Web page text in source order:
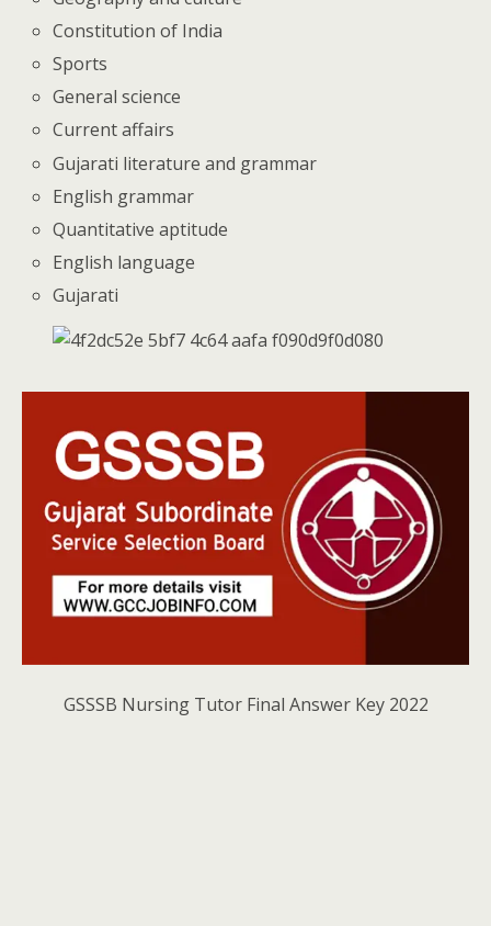
Constitution of India
Sports
General science
Current affairs
Gujarati literature and grammar
English grammar
Quantitative aptitude
English language
Gujarati
GSSSB Nursing Tutor Final Answer Key 2022